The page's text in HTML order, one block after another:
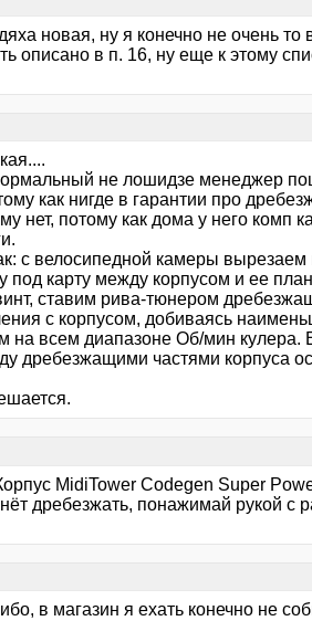
новая, ну я конечно не очень
описано в п. 16, ну еще к этому
не лошидзе менеджер
как нигде в гарантии про
нет, потому как дома у него комп
с велосипедной камеры вырезаем
под карту между корпусом и ее
ставим рива-тюнером
с корпусом, добиваясь
на всем диапазоне Об/мин кулера.
дребезжащими частями корпуса
MidiTower Codegen Super
дребезжать, понажимай рукой с
в магазин я ехать конечно не